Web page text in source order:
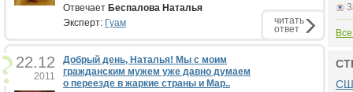
Отвечает Беспалова Наталья
Эксперт: Гуам читать
ответ
22.12
2011
Добрый день, Наталья! Мы с моим
гражданским мужем уже давно думаем
о переезде в жаркие страны и Мар..